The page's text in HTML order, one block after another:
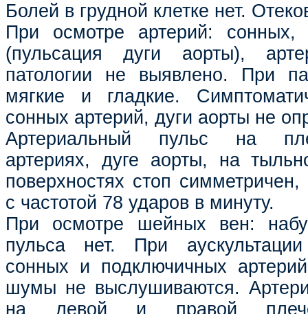
Болей в грудной клетке нет.
При осмотре артерий:
(пульсация дуги аорты),
патологии не выявлено. При
мягкие и гладкие.
сонных артерий, дуги аорты не
Артериальный пульс на
артериях, дуге аорты, на
поверхностях стоп
с частотой 78 ударов в минуту.
При осмотре шейных вен:
пульса нет. При
сонных и подключичных артерий
шумы не выслушиваются.
на левой и правой